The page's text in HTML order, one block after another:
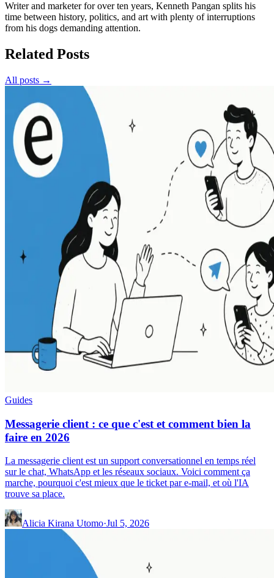
Writer and marketer for over ten years, Kenneth Pangan splits his
time between history, politics, and art with plenty of interruptions
from his dogs demanding attention.
Related Posts
All posts →
Guides
Messagerie client : ce que c'est et comment bien la
faire en 2026
La messagerie client est un support conversationnel en temps réel
sur le chat, WhatsApp et les réseaux sociaux. Voici comment ça
marche, pourquoi c'est mieux que le ticket par e-mail, et où l'IA
trouve sa place.
Alicia Kirana Utomo·Jul 5, 2026